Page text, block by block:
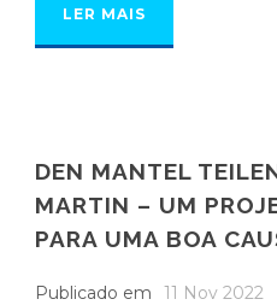
LER MAIS
DEN MANTEL
MARTIN – UM
PARA UMA BOA
Publicado em 11 Nov 2022